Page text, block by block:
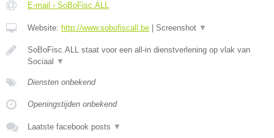
E-mail › SoBoFisc.ALL
Website: http://www.sobofiscall.be Screenshot ▼
SoBoFisc.ALL staat voor een all-in dienstverlening op vlak van
Sociaal
▼
Diensten onbekend
Openingstijden onbekend
Laatste facebook posts ▼